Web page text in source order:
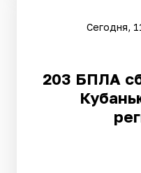
Сегодня,
203 БПЛА